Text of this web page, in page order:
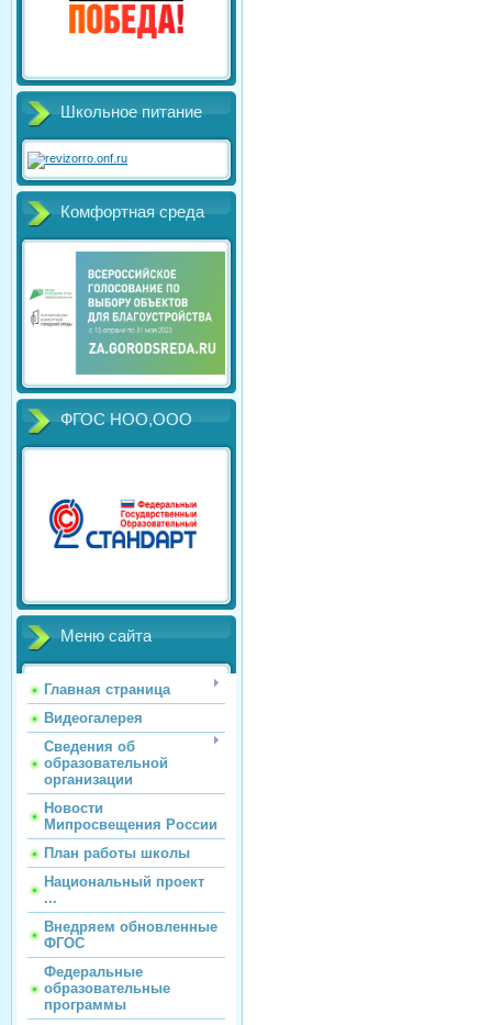
Школьное питание
Комфортная среда
ФГОС НОО,ООО
Меню сайта
Главная страница
Видеогалерея
Сведения об
образовательной
организации
Новости
Мипросвещения России
План работы школы
Национальный проект
...
Внедряем обновленные
ФГОС
Федеральные
образовательные
программы